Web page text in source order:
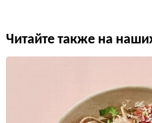
Читайте также на